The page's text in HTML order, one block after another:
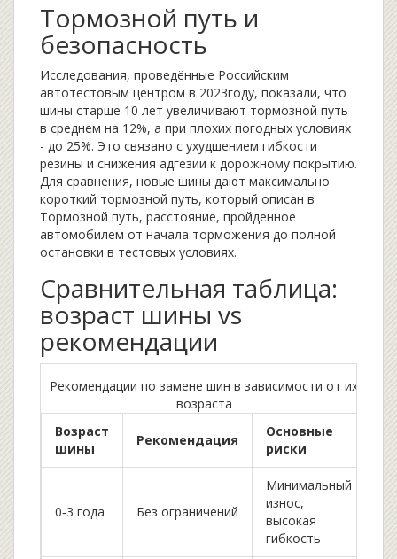
Тормозной путь и
безопасность
Исследования, проведённые Российским
автотестовым центром в 2023году, показали, что
шины старше 10 лет увеличивают тормозной путь
в среднем на 12%, а при плохих погодных условиях
- до 25%. Это связано с ухудшением гибкости
резины и снижения адгезии к дорожному покрытию.
Для сравнения, новые шины дают максимально
короткий тормозной путь, который описан в
Тормозной путь, расстояние, пройденное
автомобилем от начала торможения до полной
остановки в тестовых условиях.
Сравнительная таблица:
возраст шины vs
рекомендации
Рекомендации по замене шин в зависимости от их
возраста
Возраст
шины
Рекомендация
Основные
риски
0‑3 года Без ограничений
Минимальный
износ,
высокая
гибкость